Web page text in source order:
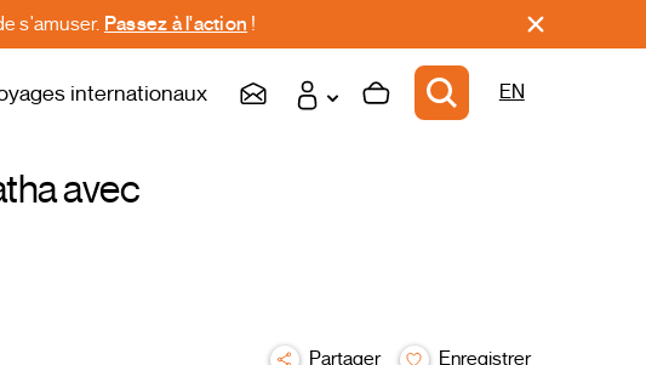
s'amuser. Passez à l'action !
internationaux EN
Partager Enregistrer
avec